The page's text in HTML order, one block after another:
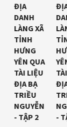
ĐỊA
DANH
LÀNG XÃ
TỈNH
HƯNG
YÊN QUA
TÀI LIỆU
ĐỊA BẠ
TRIỀU
NGUYỄN
- TẬP 2
-